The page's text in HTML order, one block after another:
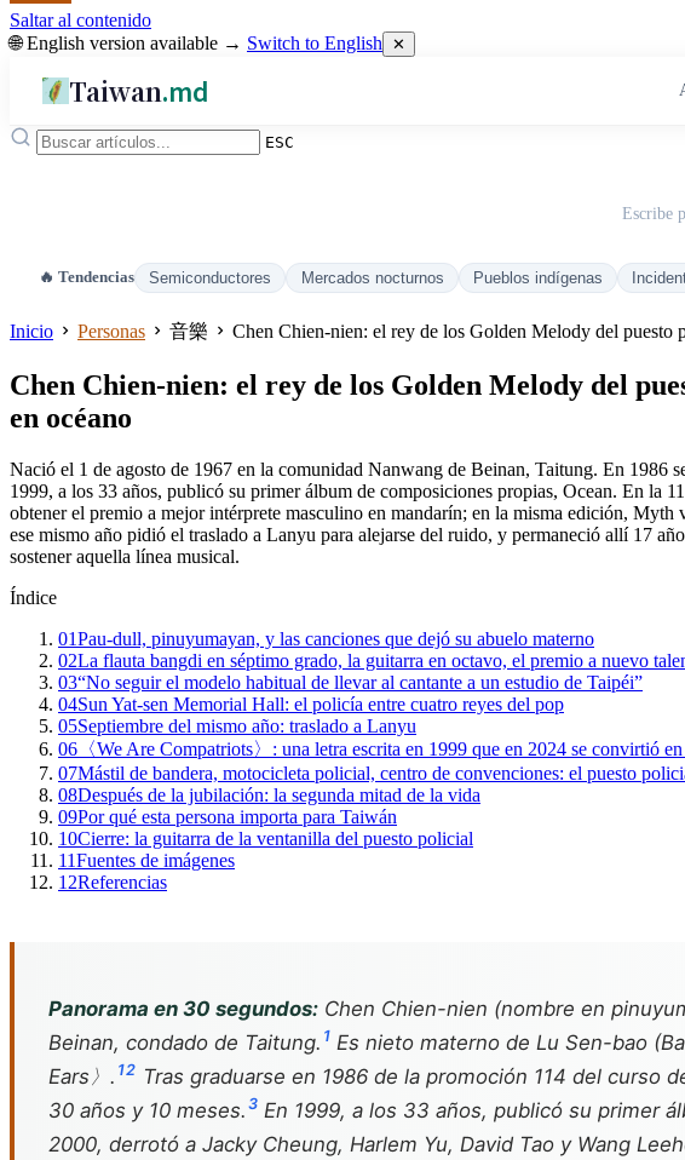
Saltar al contenido
🌐 English version available → Switch to English ✕
Taiwan.md
ESC
Escribe
🔥 Tendencias Semiconductores Mercados nocturnos Pueblos indígenas
Inicio Personas 音樂 Chen Chien-nien: el rey de los Golden Melody del puesto
Chen Chien-nien: el rey de los Golden Melody del
en océano
Nació el 1 de agosto de 1967 en la comunidad Nanwang de Beinan, Taitung. En 1986
1999, a los 33 años, publicó su primer álbum de composiciones propias, Ocean. En la
obtener el premio a mejor intérprete masculino en mandarín; en la misma edición,
ese mismo año pidió el traslado a Lanyu para alejarse del ruido, y permaneció allí 17
sostener aquella línea musical.
Índice
01Pau-dull, pinuyumayan, y las canciones que dejó su abuelo materno
02La flauta bangdi en séptimo grado, la guitarra en octavo, el premio a nuevo
03“No seguir el modelo habitual de llevar al cantante a un estudio de Taipéi”
04Sun Yat-sen Memorial Hall: el policía entre cuatro reyes del pop
05Septiembre del mismo año: traslado a Lanyu
06 〈We Are Compatriots〉: una letra escrita en 1999 que en 2024 se convirtió
07Mástil de bandera, motocicleta policial, centro de convenciones: el puesto
08Después de la jubilación: la segunda mitad de la vida
09Por qué esta persona importa para Taiwán
10Cierre: la guitarra de la ventanilla del puesto policial
11Fuentes de imágenes
12Referencias
Panorama en 30 segundos: Chen Chien-nien (nombre en
Beinan, condado de Taitung. 1 Es nieto materno de Lu Sen-bao
Ears〉. 12 Tras graduarse en 1986 de la promoción 114 del curso
30 años y 10 meses. 3 En 1999, a los 33 años, publicó su primer
2000, derrotó a Jacky Cheung, Harlem Yu, David Tao y Wang